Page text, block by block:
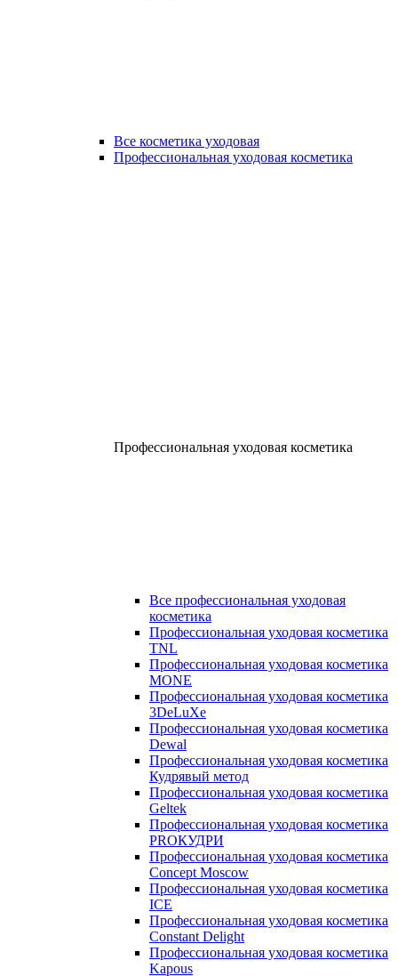
Все косметика уходовая
Профессиональная уходовая косметика
Профессиональная уходовая косметика
Все профессиональная уходовая
косметика
Профессиональная уходовая косметика
TNL
Профессиональная уходовая косметика
MONE
Профессиональная уходовая косметика
3DeLuXe
Профессиональная уходовая косметика
Dewal
Профессиональная уходовая косметика
Кудрявый метод
Профессиональная уходовая косметика
Geltek
Профессиональная уходовая косметика
PROКУДРИ
Профессиональная уходовая косметика
Concept Moscow
Профессиональная уходовая косметика
ICE
Профессиональная уходовая косметика
Constant Delight
Профессиональная уходовая косметика
Kapous